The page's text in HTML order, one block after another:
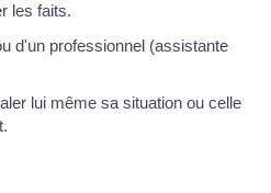
les faits.
d'un professionnel (assistante
lui même sa situation ou celle